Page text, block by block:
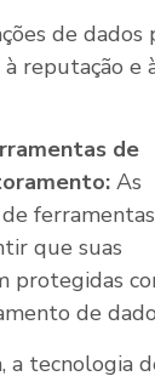
de dados
reputação e
de
As
ferramentas
que suas
protegidas
de
a tecnologia